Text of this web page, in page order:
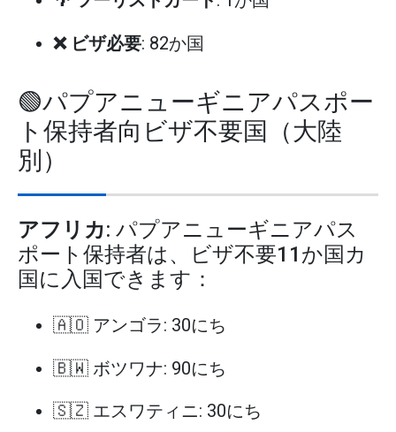
❌ ビザ必要: 82か国
🟢パプアニューギニアパスポー
ト保持者向ビザ不要国（大陸
別）
アフリカ: パプアニューギニアパス
ポート保持者は、ビザ不要11か国カ
国に入国できます：
🇦🇴 アンゴラ: 30にち
🇧🇼 ボツワナ: 90にち
🇸🇿 エスワティニ: 30にち